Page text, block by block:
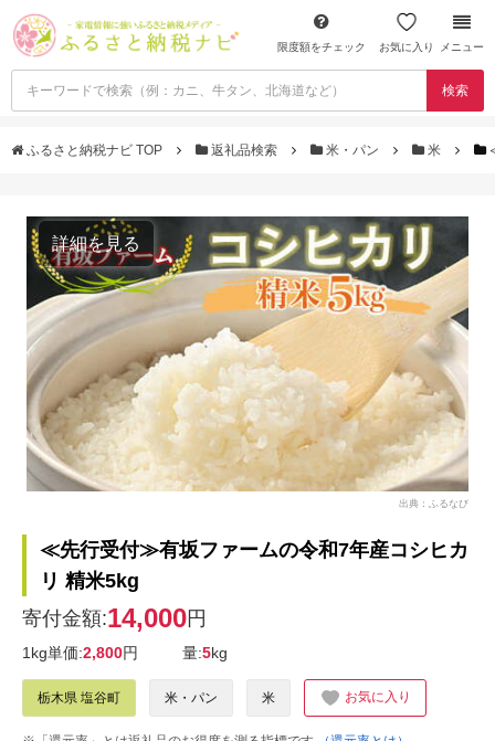
限度額をチェック お気に入り メニュー
検索
ふるさと納税ナビ TOP 返礼品検索 米・パン 米
詳細を見る
出典：ふるなび
≪先行受付≫有坂ファームの令和7年産コシヒカ
リ 精米5kg
寄付金額:14,000円
1kg単価:2,800円 量:5kg
栃木県 塩谷町 米・パン 米 お気に入り